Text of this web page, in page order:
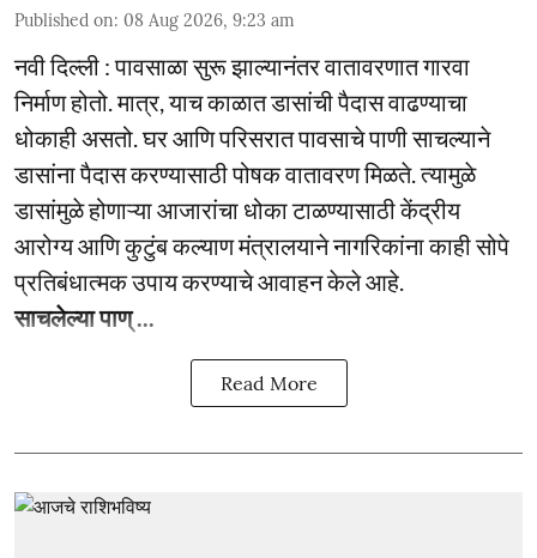
Published on: 08 Aug 2026, 9:23 am
नवी दिल्ली : पावसाळा सुरू झाल्यानंतर वातावरणात गारवा
निर्माण होतो. मात्र, याच काळात डासांची पैदास वाढण्याचा
धोकाही असतो. घर आणि परिसरात पावसाचे पाणी साचल्याने
डासांना पैदास करण्यासाठी पोषक वातावरण मिळते. त्यामुळे
डासांमुळे होणाऱ्या आजारांचा धोका टाळण्यासाठी केंद्रीय
आरोग्य आणि कुटुंब कल्याण मंत्रालयाने नागरिकांना काही सोपे
प्रतिबंधात्मक उपाय करण्याचे आवाहन केले आहे.
साचलेल्या पाण् ...
Read More